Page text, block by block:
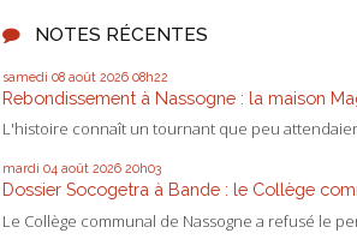
NOTES RÉCENTES
samedi 08 août 2026 08h22
Rebondissement à Nassogne : la maison
L'histoire connaît un tournant que peu
mardi 04 août 2026 20h03
Dossier Socogetra à Bande : le Collège
Le Collège communal de Nassogne a refusé le